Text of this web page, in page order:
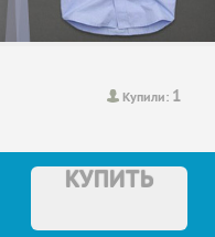
Купили: 1
КУПИТЬ